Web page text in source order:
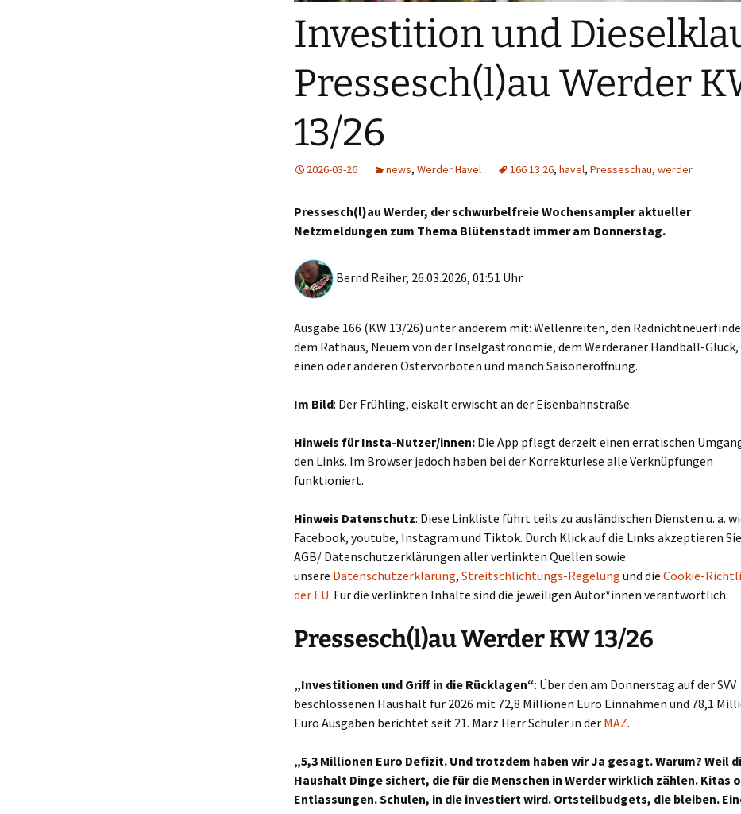
Investition und
Pressesch(l)au Werder
13/26
2026-03-26 news, Werder Havel 166 13 26, havel, Presseschau, werder
Pressesch(l)au Werder, der schwurbelfreie Wochensampler aktueller
Netzmeldungen zum Thema Blütenstadt immer am Donnerstag.
Bernd Reiher, 26.03.2026, 01:51 Uhr
Ausgabe 166 (KW 13/26) unter anderem mit: Wellenreiten, den
dem Rathaus, Neuem von der Inselgastronomie, dem Werderaner Handball-Glück,
einen oder anderen Ostervorboten und manch Saisoneröffnung.
Im Bild: Der Frühling, eiskalt erwischt an der Eisenbahnstraße.
Hinweis für Insta-Nutzer/innen: Die App pflegt derzeit einen erratischen
den Links. Im Browser jedoch haben bei der Korrekturlese alle Verknüpfungen
funktioniert.
Hinweis Datenschutz: Diese Linkliste führt teils zu ausländischen Diensten u. a.
Facebook, youtube, Instagram und Tiktok. Durch Klick auf die Links akzeptieren
AGB/ Datenschutzerklärungen aller verlinkten Quellen sowie
unsere Datenschutzerklärung, Streitschlichtungs-Regelung und die Cookie-
der EU. Für die verlinkten Inhalte sind die jeweiligen Autor*innen verantwortlich.
Pressesch(l)au Werder KW 13/26
„Investitionen und Griff in die Rücklagen“: Über den am Donnerstag auf der SVV
beschlossenen Haushalt für 2026 mit 72,8 Millionen Euro Einnahmen und 78,1
Euro Ausgaben berichtet seit 21. März Herr Schüler in der MAZ.
„5,3 Millionen Euro Defizit. Und trotzdem haben wir Ja gesagt. Warum? Weil
Haushalt Dinge sichert, die für die Menschen in Werder wirklich zählen. Kitas
Entlassungen. Schulen, in die investiert wird. Ortsteilbudgets, die bleiben.